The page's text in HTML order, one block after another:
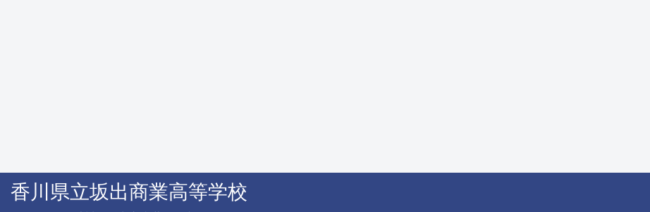
香川県立坂出商業高等学校